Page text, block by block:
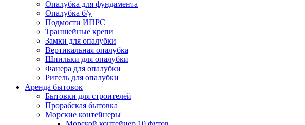
Опалубка для фундамента
Опалубка б/у
Подмости ИПРС
Траншейные крепи
Замки для опалубки
Вертикальная опалубка
Шпильки для опалубки
Фанера для опалубки
Ригель для опалубки
Аренда бытовок
Бытовки для строителей
Прорабская бытовка
Морские контейнеры